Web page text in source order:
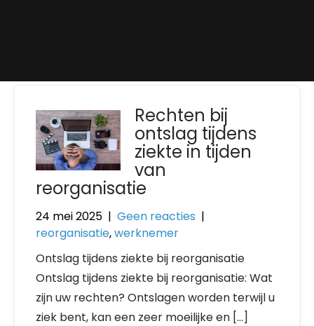
Rechten bij
ontslag tijdens
ziekte in tijden
van
reorganisatie
24 mei 2025 | Geen reacties |
reorganisatie,werknemer
Ontslag tijdens ziekte bij reorganisatie
Ontslag tijdens ziekte bij reorganisatie: Wat
zijn uw rechten? Ontslagen worden terwijl u
ziek bent, kan een zeer moeilijke en […]